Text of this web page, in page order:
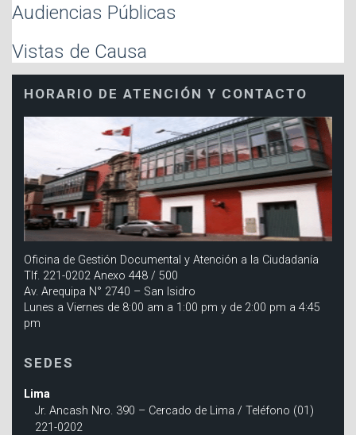
Audiencias Públicas
Vistas de Causa
HORARIO DE ATENCIÓN Y CONTACTO
Oficina de Gestión Documental y Atención a la Ciudadanía
Tlf. 221-0202 Anexo 448 / 500
Av. Arequipa N° 2740 – San Isidro
Lunes a Viernes de 8:00 am a 1:00 pm y de 2:00 pm a 4:45
pm
SEDES
Lima
Jr. Ancash Nro. 390 – Cercado de Lima / Teléfono (01)
221-0202